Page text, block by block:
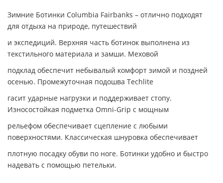
Зимние Ботинки Columbia Fairbanks – отлично подходят
для отдыха на природе, путешествий
и экспедиций. Верхняя часть ботинок выполнена из
текстильного материала и замши. Меховой
подклад обеспечит небывалый комфорт зимой и поздней
осенью. Промежуточная подошва Techlite
гасит ударные нагрузки и поддерживает стопу.
Износостойкая подметка Omni-Grip с мощным
рельефом обеспечивает сцепление с любыми
поверхностями. Классическая шнуровка обеспечивает
плотную посадку обуви по ноге. Ботинки удобно и быстро
надевать с помощью петельки.